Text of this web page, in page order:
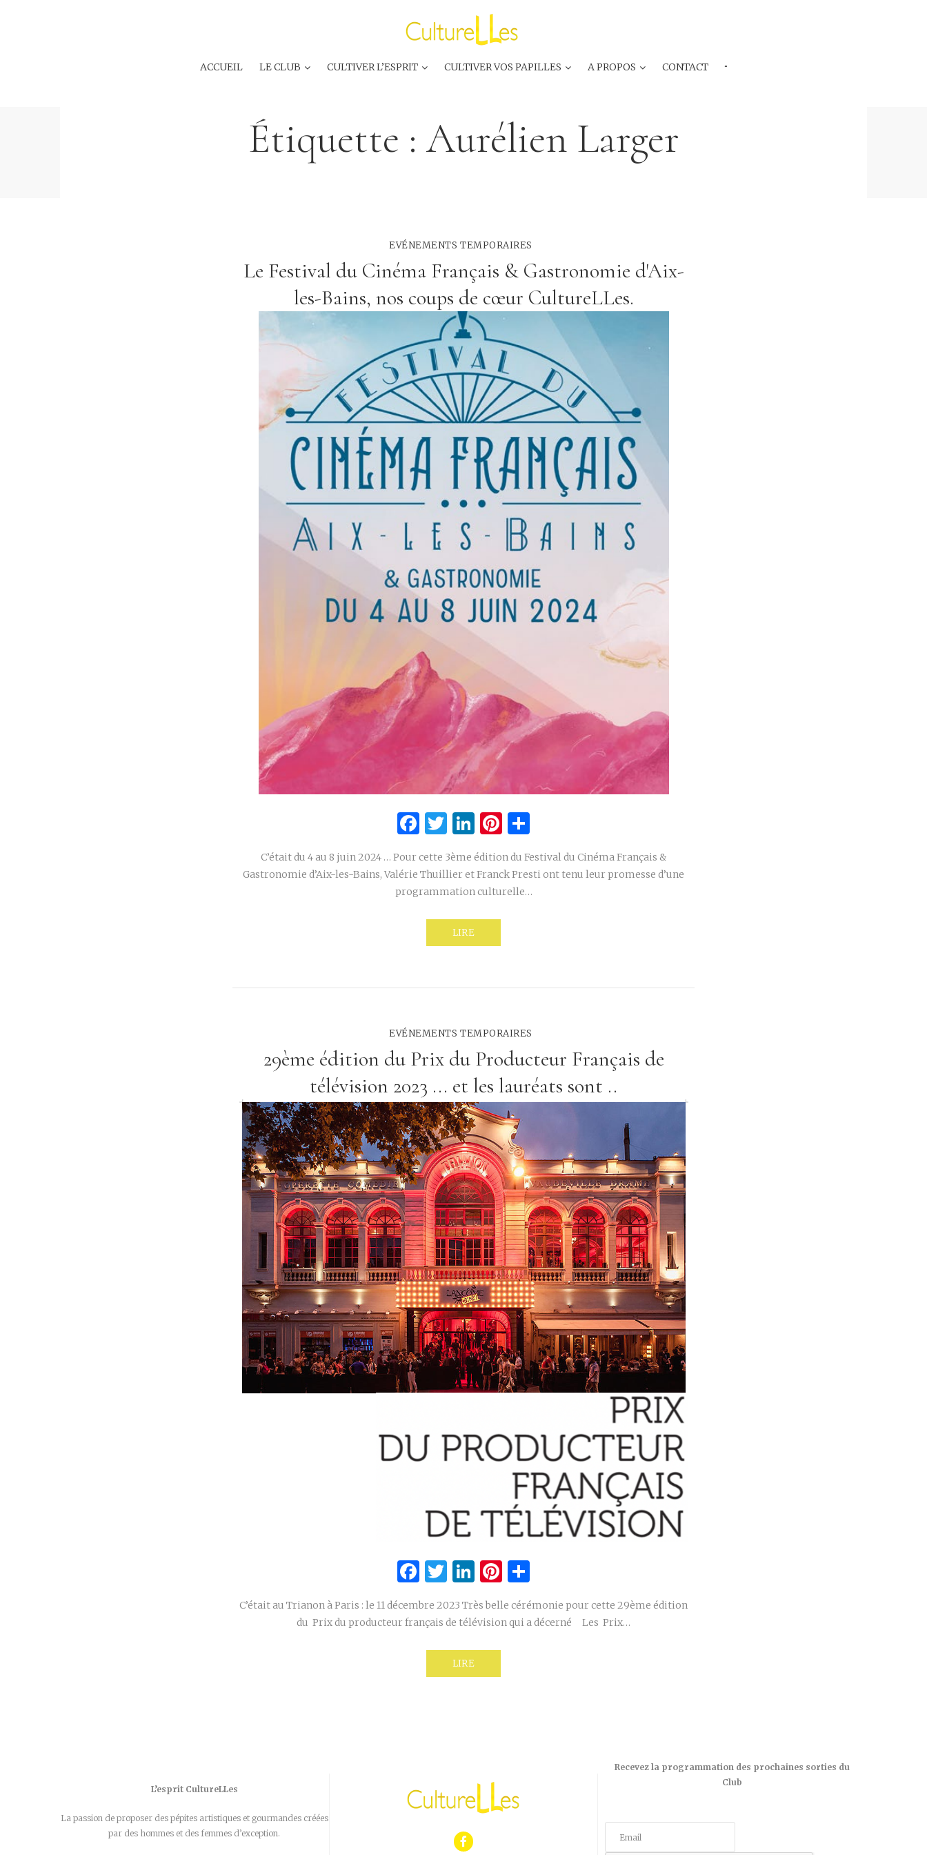
ACCUEIL LE CLUB CULTIVER L’ESPRIT CULTIVER VOS PAPILLES A PROPOS CONTACT ···
Étiquette : Aurélien Larger
EVÉNEMENTS TEMPORAIRES
Le Festival du Cinéma Français & Gastronomie d'Aix-
les-Bains, nos coups de cœur CultureLLes.
Facebook
Twitter
LinkedIn
Pinterest
C’était du 4 au 8 juin 2024 … Pour cette 3ème édition du Festival du Cinéma Français &
Gastronomie d’Aix-les-Bains, Valérie Thuillier et Franck Presti ont tenu leur promesse d’une
programmation culturelle…
LIRE
EVÉNEMENTS TEMPORAIRES
29ème édition du Prix du Producteur Français de
télévision 2023 ... et les lauréats sont ..
Facebook
Twitter
LinkedIn
Pinterest
C’était au Trianon à Paris : le 11 décembre 2023 Très belle cérémonie pour cette 29ème édition
du Prix du producteur français de télévision qui a décerné Les Prix…
LIRE
L’esprit CultureLLes
La passion de proposer des pépites artistiques et gourmandes créées
par des hommes et des femmes d’exception.
Recevez la programmation des prochaines sorties du
Club